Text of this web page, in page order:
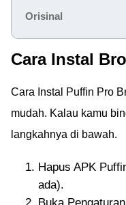
Orisinal
Cara Instal
Cara Instal Puffin Pro
mudah. Kalau kamu
langkahnya di bawah.
Hapus APK
ada).